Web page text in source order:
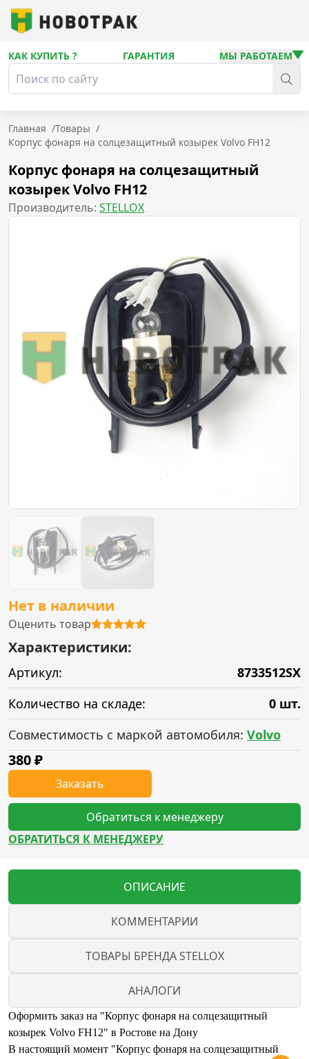
КАК КУПИТЬ ? ГАРАНТИЯ МЫ РАБОТАЕМ
Главная /Товары /
Корпус фонаря на солцезащитный козырек Volvo FH12
Корпус фонаря на солцезащитный
козырек Volvo FH12
Производитель: STELLOX
Нет в наличии
Оценить товар
Характеристики:
Артикул:
8733512SX
Количество на складе:
0 шт.
Совместимость с маркой автомобиля: Volvo
380₽
Заказать
Обратиться к менеджеру
ОБРАТИТЬСЯ К МЕНЕДЖЕРУ
ОПИСАНИЕ
КОММЕНТАРИИ
ТОВАРЫ БРЕНДА STELLOX
АНАЛОГИ
Оформить заказ на "Корпус фонаря на солцезащитный
козырек Volvo FH12" в Ростове на Дону
В настоящий момент "Корпус фонаря на солцезащитный